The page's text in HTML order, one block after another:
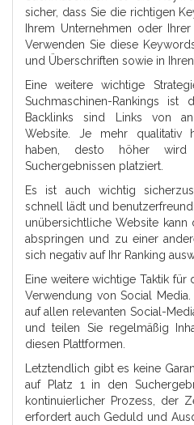
sicher, dass Sie die richtigen
Ihrem Unternehmen oder
Verwenden Sie diese
und Überschriften sowie in Ihren
Eine weitere wichtige
Suchmaschinen-Rankings ist
Backlinks sind Links von
Website. Je mehr qualitativ
haben, desto höher
Suchergebnissen platziert.
Es ist auch wichtig
schnell lädt und
unübersichtliche Website kann
abspringen und zu einer
sich negativ auf Ihr Ranking
Eine weitere wichtige Taktik für
Verwendung von Social
auf allen relevanten Social-
und teilen Sie regelmäßig
diesen Plattformen.
Letztendlich gibt es keine
auf Platz 1 in den
kontinuierlicher Prozess, der
erfordert auch Geduld und